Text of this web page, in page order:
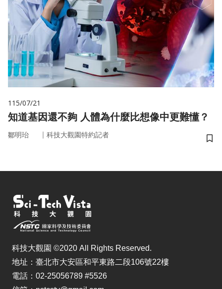
115/07/21
知道基因還不夠 人體為什麼比想像中更難懂？
鄒明珆 ｜ 科技大觀園特約記者
儲
科技大觀園 ©2020 All Rights Reserved.
地址：臺北市大安區和平東路二段106號22樓
電話：02-25056789 #5526